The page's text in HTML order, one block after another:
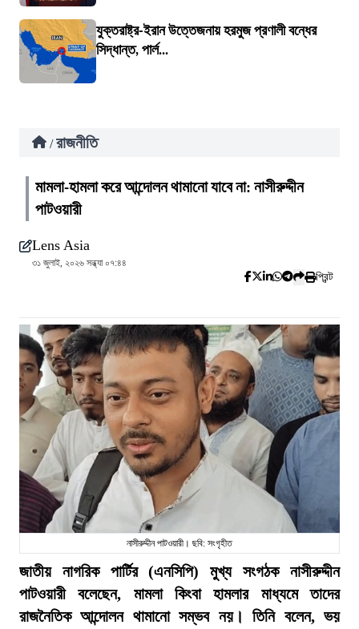
যুক্তরাষ্ট্র-ইরান উত্তেজনায় হরমুজ প্রণালী বন্ধের
সিদ্ধান্ত, পার্ল...
/ রাজনীতি
মামলা-হামলা করে আন্দোলন থামানো যাবে না: নাসীরুদ্দীন
পাটওয়ারী
Lens Asia
৩১ জুলাই, ২০২৬ সন্ধ্যা ০৭:৪৪
প্রিন্ট
নাসীরুদ্দীন পাটওয়ারী। ছবি: সংগৃহীত
জাতীয় নাগরিক পার্টির (এনসিপি) মুখ্য সংগঠক নাসীরুদ্দীন
পাটওয়ারী বলেছেন, মামলা কিংবা হামলার মাধ্যমে তাদের
রাজনৈতিক আন্দোলন থামানো সম্ভব নয়। তিনি বলেন, ভয়